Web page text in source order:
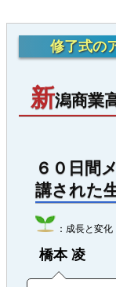
修了式の
新潟商業
６０日間
講された
：成長と変化
橋本 凌